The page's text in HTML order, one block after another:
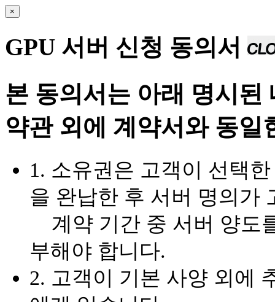
×
GPU 서버 신청 동의서
본 동의서는 아래 명시된
약관 외에 계약서와 동일
1. 소유권은 고객이 선택
을 완납한 후 서버 명의가
계약 기간 중 서버 양도
부해야 합니다.
2. 고객이 기본 사양 외에